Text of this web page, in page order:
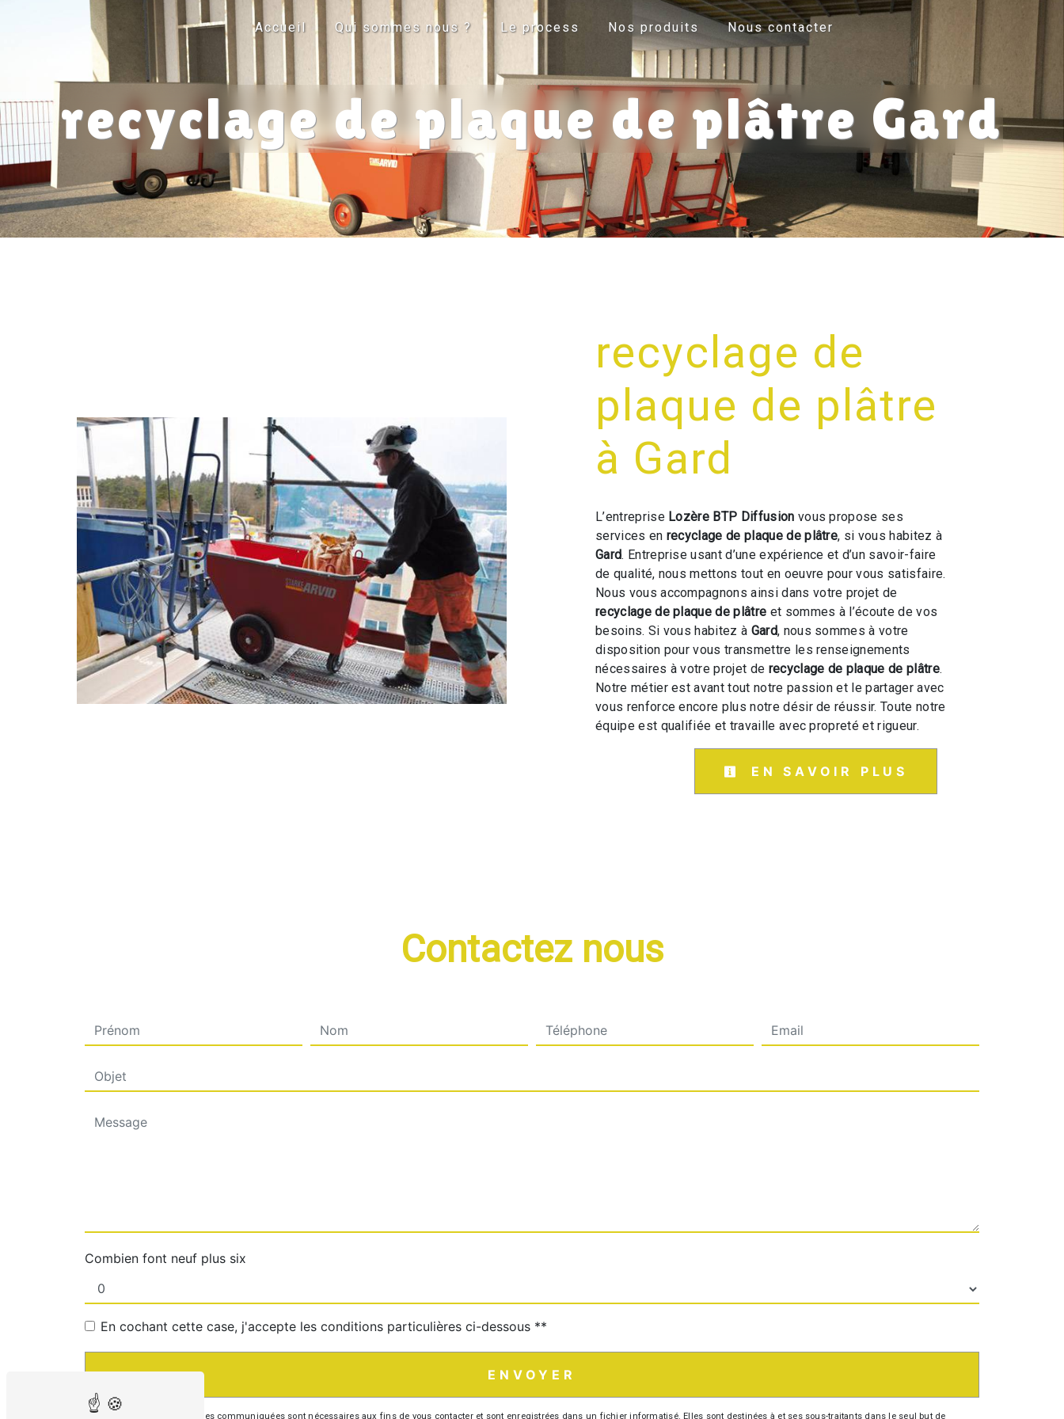
Accueil Qui sommes nous ? Le process Nos produits Nous contacter
recyclage de plaque de plâtre Gard
recyclage de
plaque de plâtre
à Gard
L’entreprise Lozère BTP Diffusion vous propose ses
services en recyclage de plaque de plâtre, si vous habitez à
Gard. Entreprise usant d’une expérience et d’un savoir-faire
de qualité, nous mettons tout en oeuvre pour vous satisfaire.
Nous vous accompagnons ainsi dans votre projet de
recyclage de plaque de plâtre et sommes à l’écoute de vos
besoins. Si vous habitez à Gard, nous sommes à votre
disposition pour vous transmettre les renseignements
nécessaires à votre projet de recyclage de plaque de plâtre.
Notre métier est avant tout notre passion et le partager avec
vous renforce encore plus notre désir de réussir. Toute notre
équipe est qualifiée et travaille avec propreté et rigueur.
EN SAVOIR PLUS
Contactez nous
Combien font neuf plus six
En cochant cette case, j'accepte les conditions particulières ci-dessous **
ENVOYER
** Les données personnelles communiquées sont nécessaires aux fins de vous contacter et sont enregistrées dans un fichier informatisé. Elles sont destinées à et ses sous-traitants dans le seul but de
Panneau de gestion des cookies